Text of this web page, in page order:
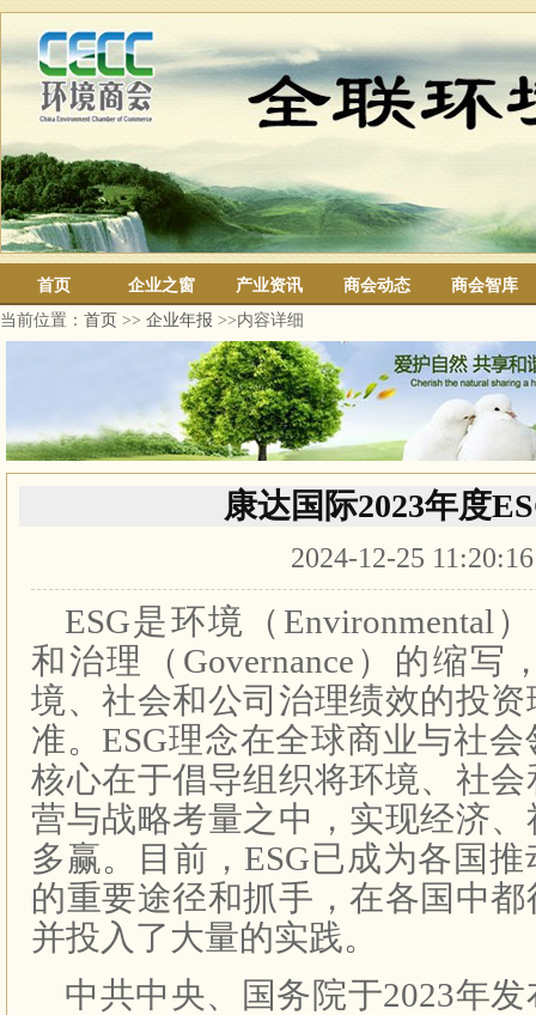
首页 企业之窗 产业资讯 商会动态
商会智库
当前位置： 首页 >> 企业年报 >>内容详细
康达国际2023年度
2024-12-25
ESG是环境（Environmental
和治理（Governance）的缩写
境、社会和公司治理绩效的投
准。ESG理念在全球商业与社
核心在于倡导组织将环境、社
营与战略考量之中，实现经济
多赢。目前，ESG已成为各国
的重要途径和抓手，在各国中
并投入了大量的实践。
中共中央、国务院于2023年